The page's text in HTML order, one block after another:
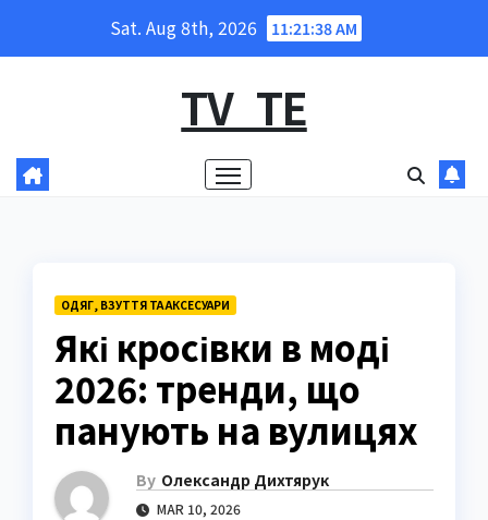
Sat. Aug 8th, 2026 11:21:40 AM
TV_TE
ОДЯГ, ВЗУТТЯ ТА АКСЕСУАРИ
Які кросівки в моді
2026: тренди, що
панують на вулицях
By Олександр Дихтярук
MAR 10, 2026